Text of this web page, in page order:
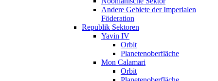
Andere Gebiete der Imperialen
Föderation
Republik Sektoren
Yavin IV
Orbit
Planetenoberfläche
Mon Calamari
Orbit